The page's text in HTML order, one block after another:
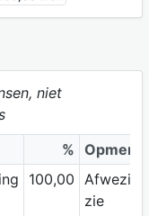
niet
%
100,00
zie